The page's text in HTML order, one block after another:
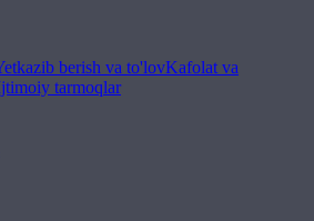
berish va to'lovKafolat va
tarmoqlar